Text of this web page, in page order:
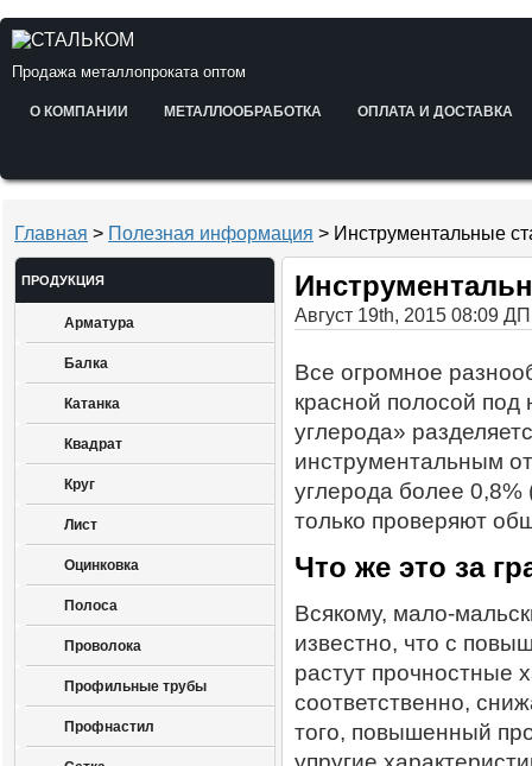
Продажа металлопроката оптом
О КОМПАНИИ МЕТАЛЛООБРАБОТКА ОПЛАТА И ДОСТАВКА
Главная > Полезная информация > Инструментальные
ПРОДУКЦИЯ
Арматура
Балка
Катанка
Квадрат
Круг
Лист
Оцинковка
Полоса
Проволока
Профильные трубы
Профнастил
Август 19th, 2015 08:09
Все огромное
красной полосой
углерода»
инструментальным
углерода более 0,8%
только проверяют
Что же это за
Всякому, мало-
известно, что с
растут прочностные
соответственно,
того, повышенный